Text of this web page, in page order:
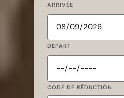
ARRIVÉE
DÉPART
CODE DE RÉDUCTION